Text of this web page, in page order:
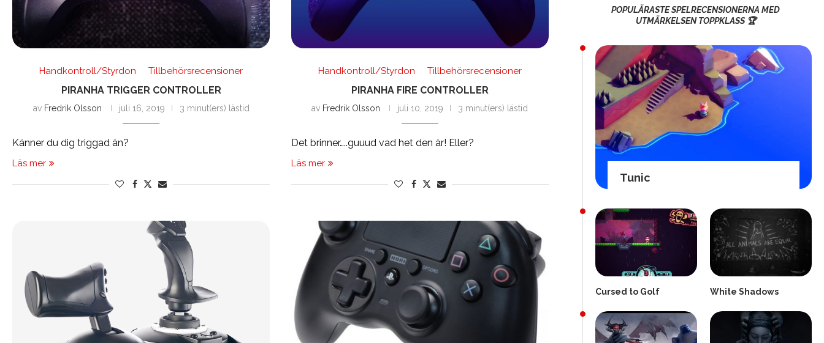
Handkontroll/Styrdon Tillbehörsrecensioner
PIRANHA TRIGGER CONTROLLER
av Fredrik Olsson juli 16, 2019 3 minut(ers) lästid
Känner du dig triggad än?
Läs mer
Handkontroll/Styrdon Tillbehörsrecensioner
PIRANHA FIRE CONTROLLER
av Fredrik Olsson juli 10, 2019 3 minut(ers) lästid
Det brinner…..guuud vad het den är! Eller?
Läs mer
POPULÄRASTE SPELRECENSIONERNA MED
UTMÄRKELSEN TOPPKLASS 🏆
Tunic
Cursed to Golf White Shadows